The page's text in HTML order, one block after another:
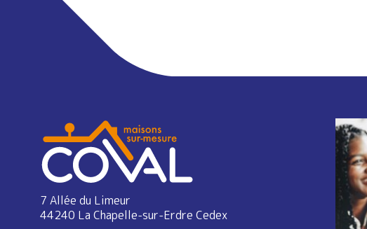
7 Allée du Limeur
44240 La Chapelle-sur-Erdre Cedex